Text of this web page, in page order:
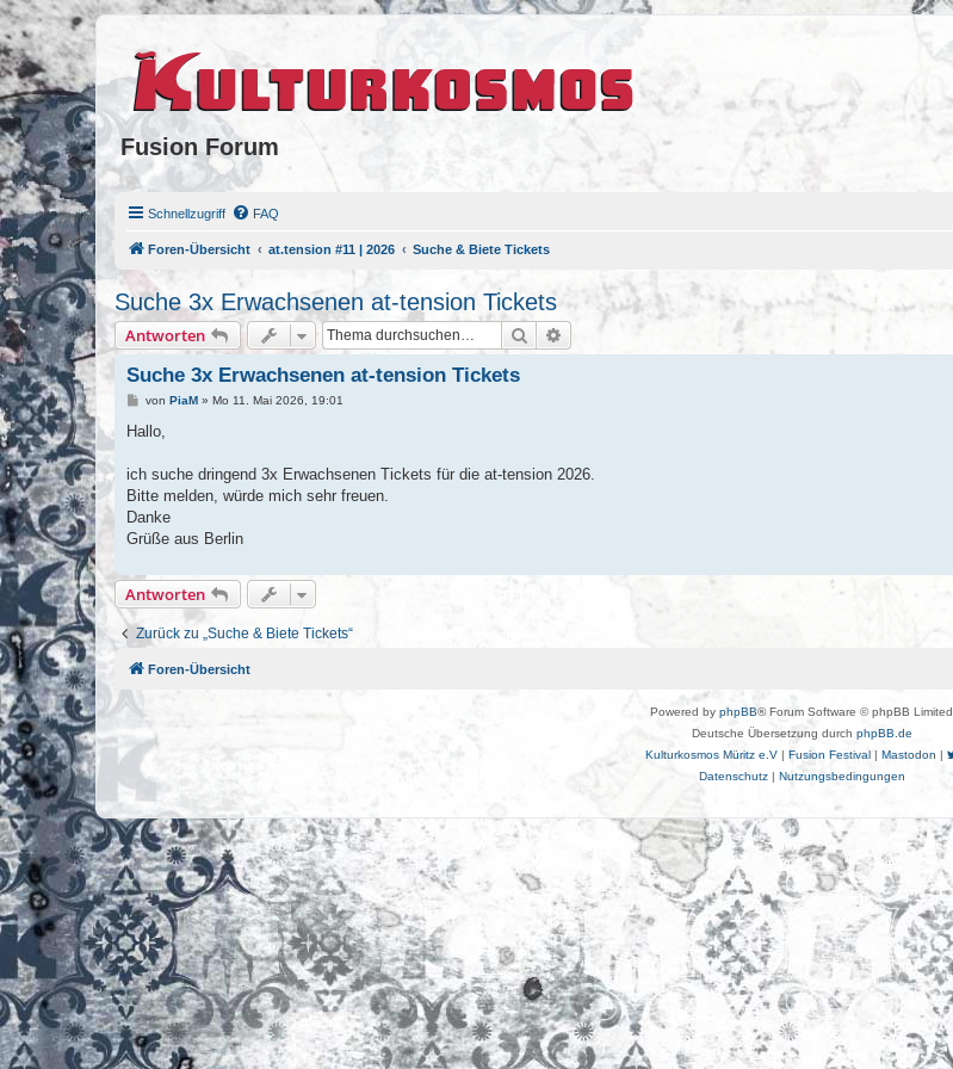
Fusion Forum
Schnellzugriff FAQ
Foren-Übersicht at.tension #11 | 2026 Suche & Biete Tickets
Suche 3x Erwachsenen at-tension Tickets
Antworten Suche Erweiterte Suche
Suche 3x Erwachsenen at-tension Tickets
B
i
a
von PiaM» Mo 11. Mai 2026, 19:01
Hallo,
ich suche dringend 3x Erwachsenen Tickets für die at-tension 2026.
Bitte melden, würde mich sehr freuen.
Danke
Grüße aus Berlin
Antworten
Zurück zu „Suche & Biete Tickets“
Foren-Übersicht
Powered by phpBB® Forum Software © phpBB Limited
Deutsche Übersetzung durch phpBB.de
Kulturkosmos Müritz e.V | Fusion Festival | Mastodon |
Datenschutz| Nutzungsbedingungen